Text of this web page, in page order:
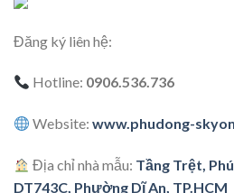
Đăng ký liên hệ:
Hotline: 0906.536.736
Website:www.phudong-
Địa chỉ nhà mẫu: Tầng Trệt,
DT743C, Phường Dĩ An, TP.HCM